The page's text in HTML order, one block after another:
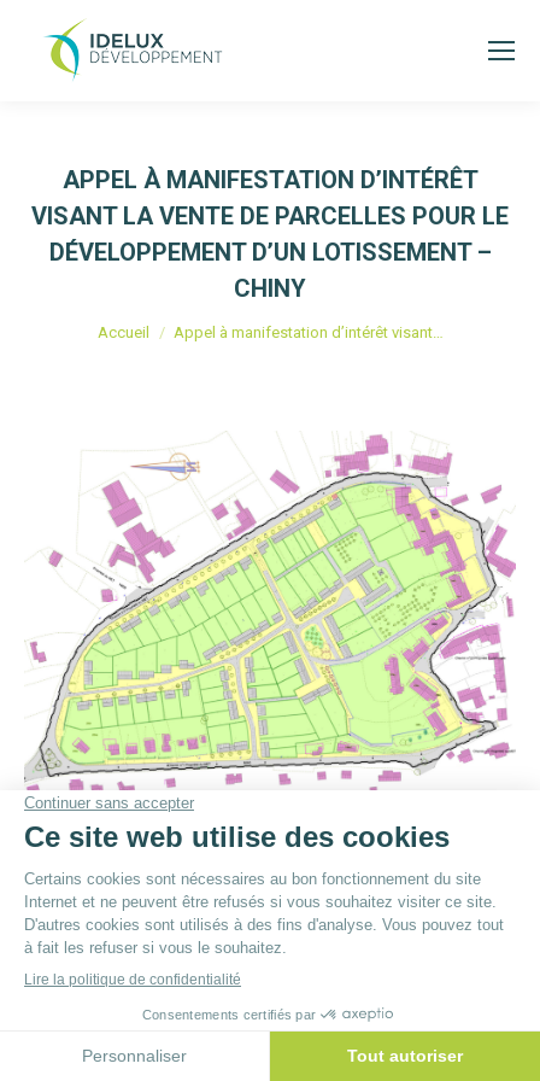
APPEL À MANIFESTATION D’INTÉRÊT
VISANT LA VENTE DE PARCELLES POUR LE
DÉVELOPPEMENT D’UN LOTISSEMENT –
CHINY
Vous êtes ici :
Accueil Appel à manifestation d’intérêt visant…
© ByPoush
Menu du bas